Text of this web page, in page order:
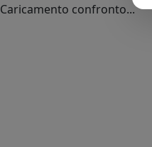
Caricamento confronto...